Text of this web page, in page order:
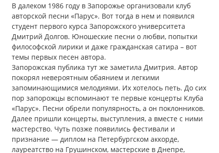
В далеком 1986 году в Запорожье организовали клуб
авторской песни «Парус». Вот тогда в нем и появился
студент первого курса Запорожского университета
Дмитрий Долгов. Юношеские песни о любви, попытки
философской лирики и даже гражданская сатира – вот
темы первых песен автора.
Запорожская публика тут же заметила Дмитрия. Автор
покорял невероятным обаянием и легкими
запоминающимися мелодиями. Их хотелось петь. До сих
пор запорожцы вспоминают те первые концерты Клуба
«Парус». Песни обрели популярность, а он поклонников.
Далее пришли концерты, выступления, а вместе с ними
мастерство. Чуть позже появились фестивали и
признание — диплом на Петербургском аккорде,
лауреатство на Грушинском, мастерские в Днепре,